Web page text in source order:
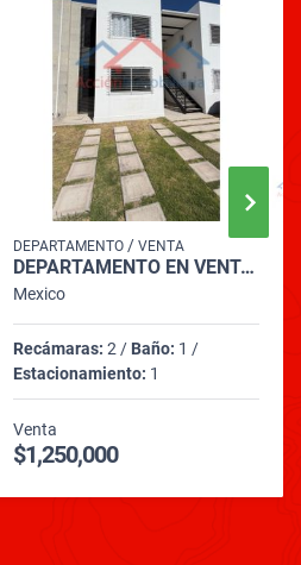
DEPARTAMENTO /VENTA
DEPARTAMENTO EN VENTA EN FRACC. SENDAS
Mexico
Recámaras: 2 / Baño: 1 /
Estacionamiento: 1
Venta
$1,250,000